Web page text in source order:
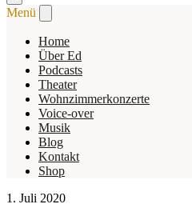
Menü
Home
Über Ed
Podcasts
Theater
Wohnzimmerkonzerte
Voice-over
Musik
Blog
Kontakt
Shop
1. Juli 2020